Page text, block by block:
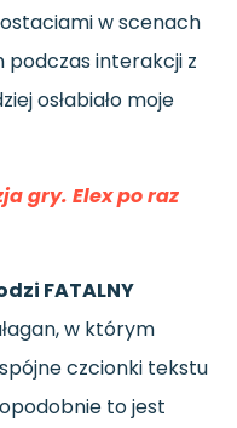
w scenach
podczas interakcji z
osłabiało moje
gry. Elex po raz
FATALNY
w którym
czcionki tekstu
to jest